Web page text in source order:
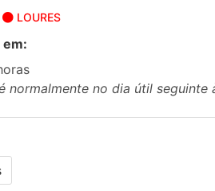
LOURES
em:
normalmente no dia útil seguinte